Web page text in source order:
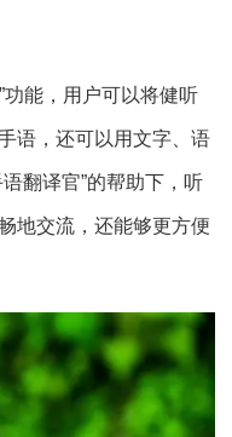
功能，用户可以将健听
语，还可以用文字、语
翻译官”的帮助下，听
地交流，还能够更方便